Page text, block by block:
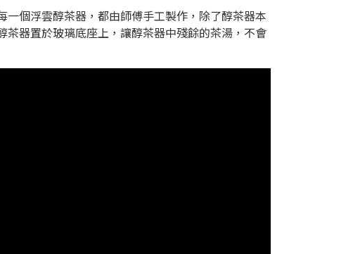
個浮雲醇茶器，都由師傅手工製作，除了醇茶器本
器置於玻璃底座上，讓醇茶器中殘餘的茶湯，不會